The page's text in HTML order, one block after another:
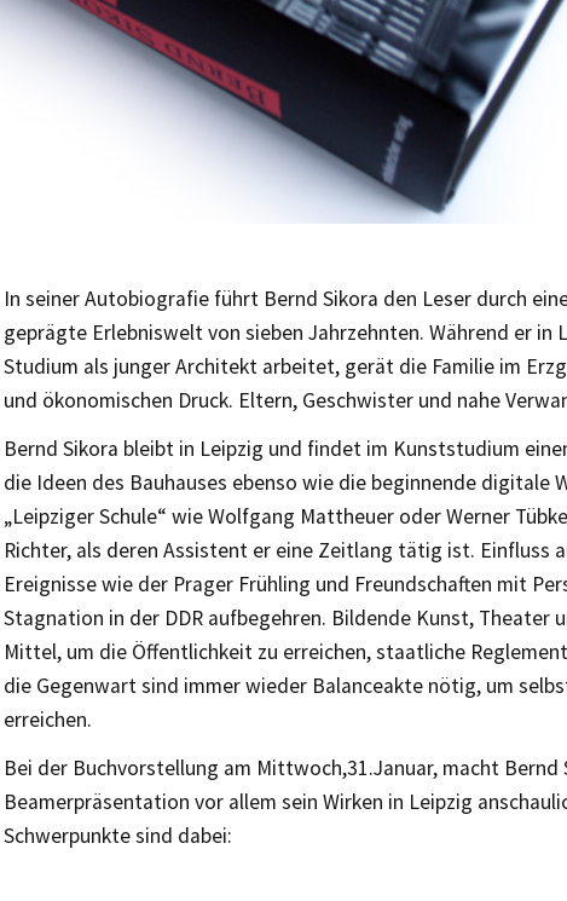
In seiner Autobiografie führt Bernd Sikora den Leser durch
geprägte Erlebniswelt von sieben Jahrzehnten. Während er in
Studium als junger Architekt arbeitet, gerät die Familie im
und ökonomischen Druck. Eltern, Geschwister und nahe
Bernd Sikora bleibt in Leipzig und findet im Kunststudium
die Ideen des Bauhauses ebenso wie die beginnende digitale
„Leipziger Schule“ wie Wolfgang Mattheuer oder Werner
Richter, als deren Assistent er eine Zeitlang tätig ist. Einfluss
Ereignisse wie der Prager Frühling und Freundschaften mit
Stagnation in der DDR aufbegehren. Bildende Kunst, Theater
Mittel, um die Öffentlichkeit zu erreichen, staatliche
die Gegenwart sind immer wieder Balanceakte nötig, um
erreichen.
Bei der Buchvorstellung am Mittwoch,31.Januar, macht Bernd
Beamerpräsentation vor allem sein Wirken in Leipzig
Schwerpunkte sind dabei: